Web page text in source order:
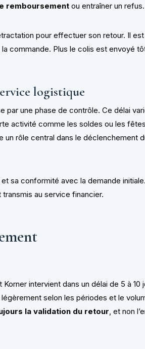
remboursement ou entraîner un refus.
pour effectuer son retour. Il
commande. Plus le colis est envoyé
logistique
par une phase de contrôle. Ce délai
activité comme les soldes ou les
un rôle central dans le déclenchement
sa conformité avec la demande
au service financier.
intervient dans un délai de 5 à 10
selon les périodes et le
la validation du retour, et non